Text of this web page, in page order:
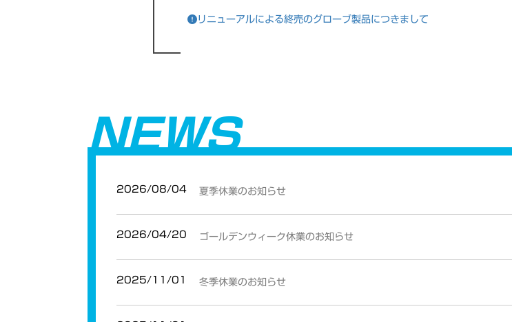
リニューアルによる終売のグローブ製品につきまして
NEWS
2026/08/04 夏季休業のお知らせ
2026/04/20 ゴールデンウィーク休業のお知らせ
2025/11/01 冬季休業のお知らせ